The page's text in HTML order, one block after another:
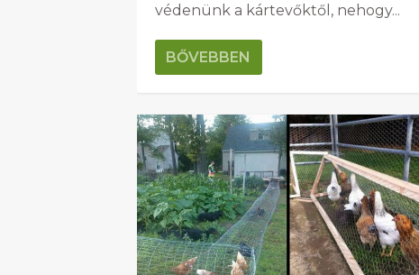
védenünk a kártevőktől, nehogy...
BŐVEBBEN